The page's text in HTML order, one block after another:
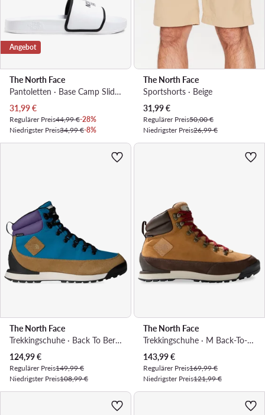
Angebot
The North Face
Pantoletten · Base Camp Slide III NF0A4T2RLA91 · Weiß
Aktueller Preis
31,99€
Regulärer Preis44,99 €-28%
Niedrigster Preis34,99 €-8%
The North Face
Sportshorts · Beige
Aktueller Preis
31,99€
Regulärer Preis50,00 €
Niedrigster Preis26,99 €
The North Face
Trekkingschuhe · Back To Berkeley IV NF0A8177DDO1 · Blau
Aktueller Preis
124,99€
Regulärer Preis149,99 €
Niedrigster Preis108,99 €
The North Face
Trekkingschuhe · M Back-To-Berkeley Iv Leather Wp NF0A817QOHU1 · Braun
Aktueller Preis
143,99€
Regulärer Preis169,99 €
Niedrigster Preis121,99 €